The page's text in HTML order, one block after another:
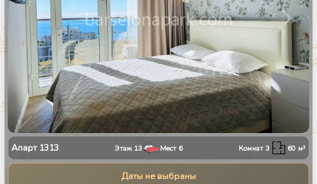
Апарт 1313 Этаж 13 Мест 6 Комнат3 60 м²
Даты не выбраны